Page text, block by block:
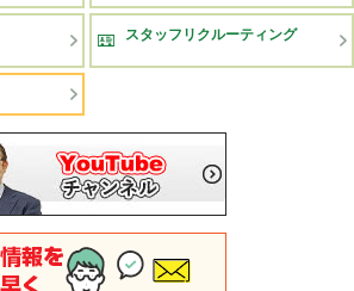
スタッフリクルーティング